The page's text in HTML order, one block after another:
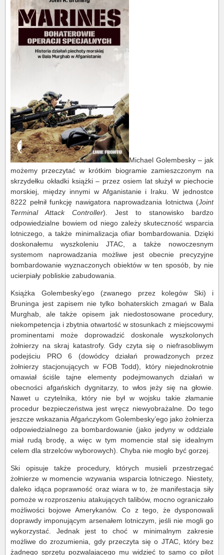
Michael Golembesky – jak
możemy przeczytać w krótkim biogramie zamieszczonym na
skrzydełku okładki książki – przez osiem lat służył w piechocie
morskiej, między innymi w Afganistanie i Iraku. W jednostce
8222 pełnił funkcję nawigatora naprowadzania lotnictwa (Joint
Terminal Attack Controller). Jest to stanowisko bardzo
odpowiedzialne bowiem od niego zależy skuteczność wsparcia
lotniczego, a także minimalizacja ofiar bombardowania. Dzięki
doskonałemu wyszkoleniu JTAC, a także nowoczesnym
systemom naprowadzania możliwe jest obecnie precyzyjne
bombardowanie wyznaczonych obiektów w ten sposób, by nie
ucierpiały pobliskie zabudowania.
Książka Golembesky’ego (zwanego przez kolegów Ski) i
Bruninga jest zapisem nie tylko bohaterskich zmagań w Bala
Murghab, ale także opisem jak niedostosowane procedury,
niekompetencja i zbytnia otwartość w stosunkach z miejscowymi
prominentami może doprowadzić doskonale wyszkolonych
żołnierzy na skraj katastrofy. Gdy czyta się o niefrasobliwym
podejściu PRO 6 (dowódcy działań prowadzonych przez
żołnierzy stacjonujących w FOB Todd), który niejednokrotnie
omawiał ściśle tajne elementy podejmowanych działań w
obecności afgańskich dygnitarzy, to włos jeży się na głowie.
Nawet u czytelnika, który nie był w wojsku takie złamanie
procedur bezpieczeństwa jest wręcz niewyobrażalne. Do tego
jeszcze wskazania Afgańczykom Golembesky’ego jako żołnierza
odpowiedzialnego za bombardowanie (jako jedyny w oddziale
miał rudą brodę, a więc w tym momencie stał się idealnym
celem dla strzelców wyborowych). Chyba nie mogło być gorzej.
Ski opisuje także procedury, których musieli przestrzegać
żołnierze w momencie wzywania wsparcia lotniczego. Niestety,
daleko idąca poprawność oraz wiara w to, że manifestacja siły
pomoże w rozproszeniu atakujących talibów, mocno ograniczało
możliwości bojowe Amerykanów. Co z tego, że dysponowali
doprawdy imponującym arsenałem lotniczym, jeśli nie mogli go
wykorzystać. Jednak jest to choć w minimalnym zakresie
możliwe do zrozumienia, gdy przeczyta się o JTAC, który bez
żadnego sprzętu pozwalającego mu widzieć to samo co pilot